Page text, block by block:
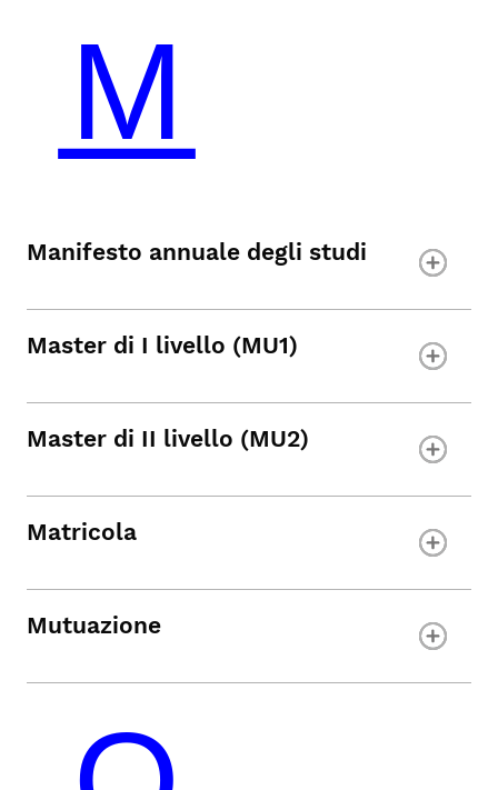
Manifesto annuale degli studi
Master di I livello (MU1)
Master di II livello (MU2)
Matricola
Mutuazione